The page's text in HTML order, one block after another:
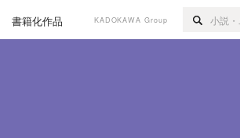
書籍化作品 KADOKAWA Group